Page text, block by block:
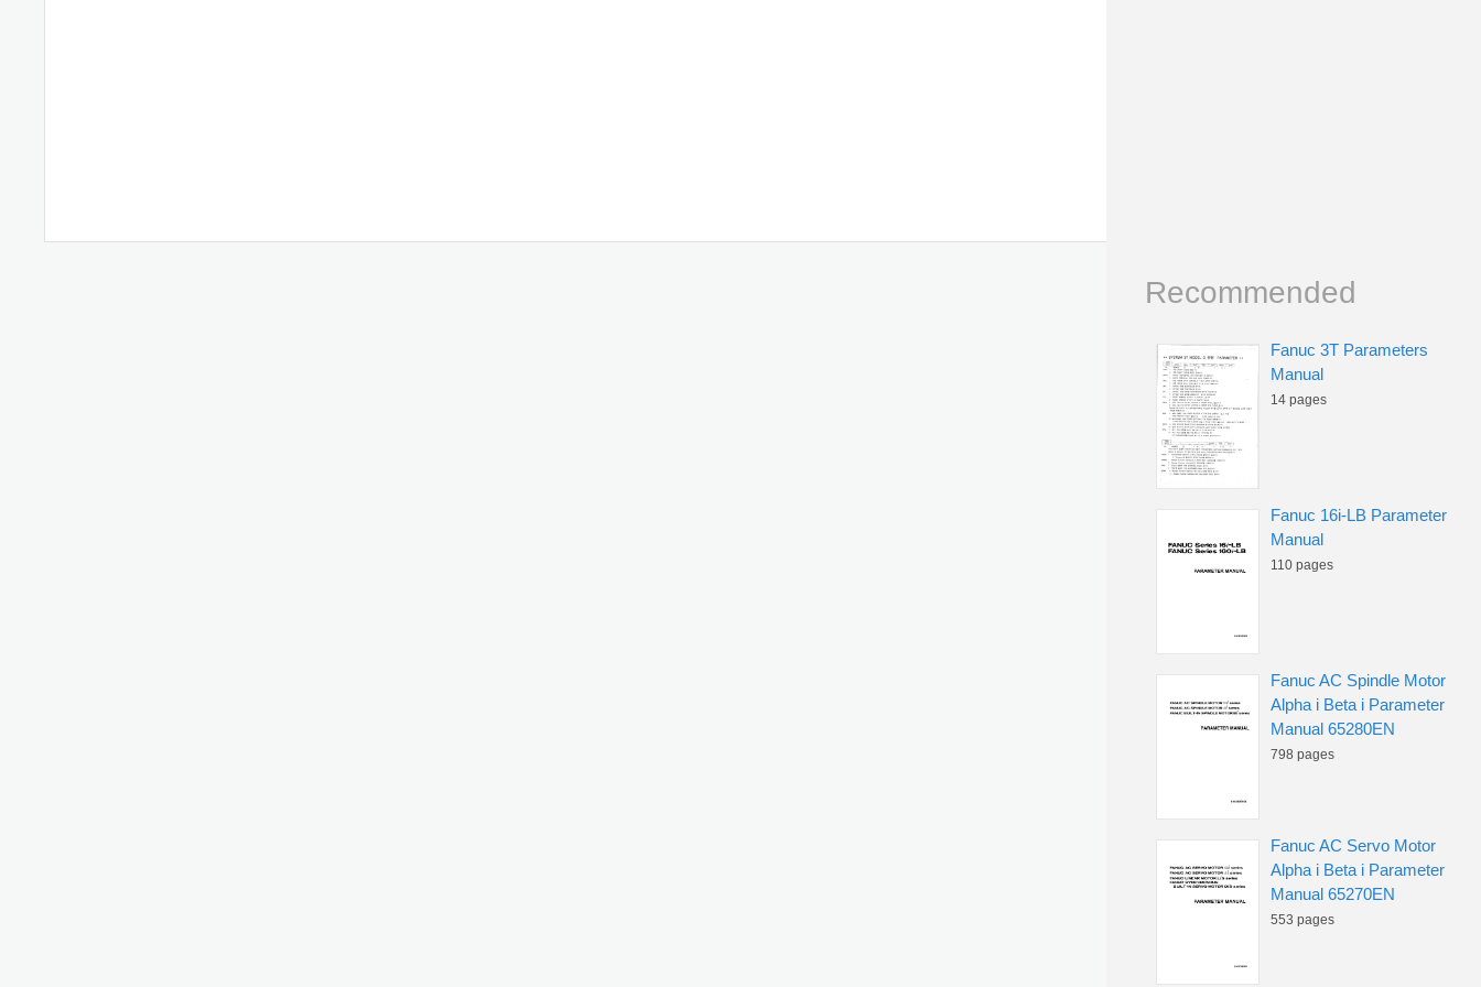
Recommended
Fanuc 3T Parameters
Manual
14 pages
Fanuc 16i-LB Parameter
Manual
110 pages
Fanuc AC Spindle Motor
Alpha i Beta i Parameter
Manual 65280EN
798 pages
Fanuc AC Servo Motor
Alpha i Beta i Parameter
Manual 65270EN
553 pages